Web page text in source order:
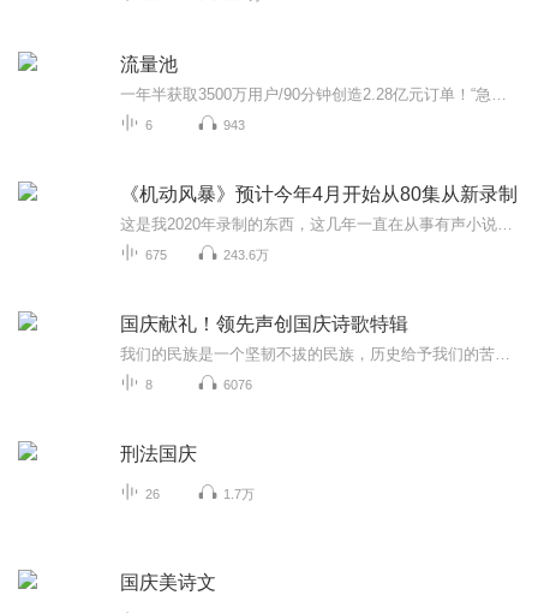
流量池
6 943
《机动风暴》预计今年4月开始从80集从新录制
675 243.6万
国庆献礼！领先声创国庆诗歌特辑
8 6076
刑法国庆
26 1.7万
国庆美诗文